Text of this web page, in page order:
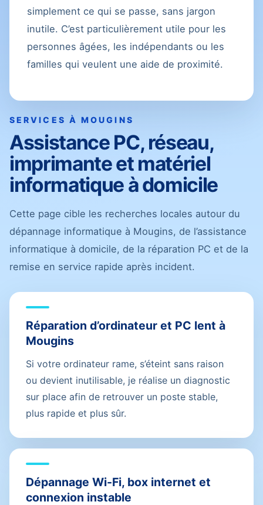
simplement ce qui se passe, sans jargon
inutile. C’est particulièrement utile pour les
personnes âgées, les indépendants ou les
familles qui veulent une aide de proximité.
SERVICES À MOUGINS
Assistance PC, réseau,
imprimante et matériel
informatique à domicile
Cette page cible les recherches locales autour du
dépannage informatique à Mougins, de l’assistance
informatique à domicile, de la réparation PC et de la
remise en service rapide après incident.
Réparation d’ordinateur et PC lent à
Mougins
Si votre ordinateur rame, s’éteint sans raison
ou devient inutilisable, je réalise un diagnostic
sur place afin de retrouver un poste stable,
plus rapide et plus sûr.
Dépannage Wi-Fi, box internet et
connexion instable